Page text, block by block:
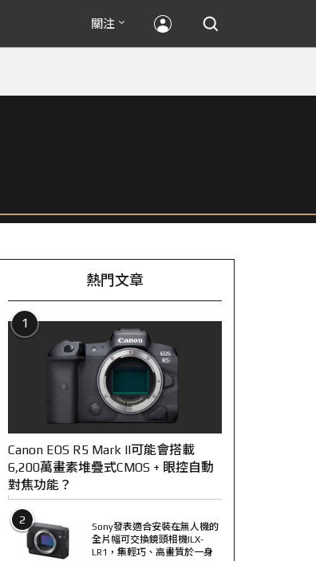
關注
熱門文章
1
Canon EOS R5 Mark II可能會搭載
6,200萬畫素堆疊式CMOS + 眼控自動
對焦功能？
2
Sony發表適合安裝在無人機的
全片幅可交換鏡頭相機ILX-
LR1，集輕巧、高畫質於一身